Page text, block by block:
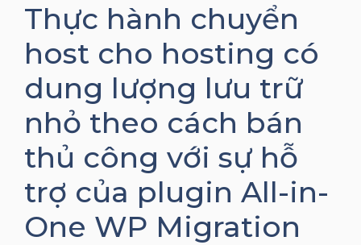
Thực hành chuyển
host cho hosting có
dung lượng lưu trữ
nhỏ theo cách bán
thủ công với sự hỗ
trợ của plugin All-in-
One WP Migration